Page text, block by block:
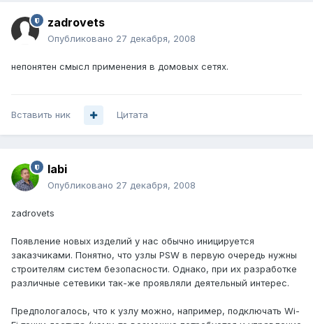
zadrovets
Опубликовано 27 декабря, 2008
непонятен смысл применения в домовых сетях.
Вставить ник Цитата
labi
Опубликовано 27 декабря, 2008
zadrovets
Появление новых изделий у нас обычно иницируется
заказчиками. Понятно, что узлы PSW в первую очередь нужны
строителям систем безопасности. Однако, при их разработке
различные сетевики так-же проявляли деятельный интерес.
Предпологалось, что к узлу можно, например, подключать Wi-